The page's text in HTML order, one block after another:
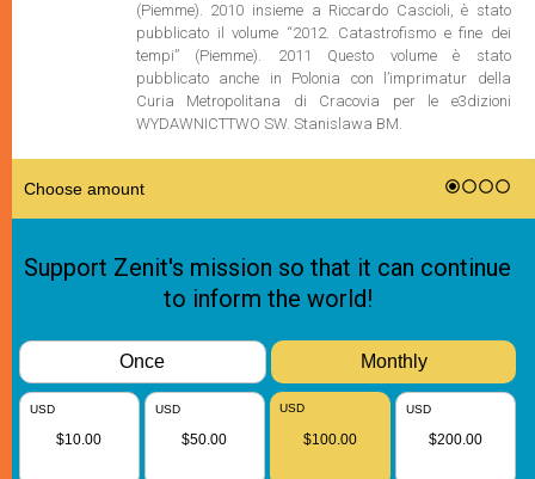
(Piemme). 2010 insieme a Riccardo Cascioli, è stato
pubblicato il volume “2012. Catastrofismo e fine dei
tempi” (Piemme). 2011 Questo volume è stato
pubblicato anche in Polonia con l’imprimatur della
Curia Metropolitana di Cracovia per le e3dizioni
WYDAWNICTTWO SW. Stanislawa BM.